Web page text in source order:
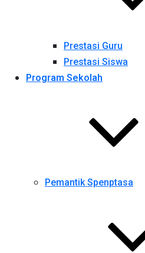
Prestasi Guru
Prestasi Siswa
Program Sekolah
Pemantik Spenptasa